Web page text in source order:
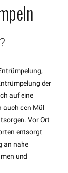
der
auf eine
auch den Müll
Vor Ort
entsorgt
an nahe
und